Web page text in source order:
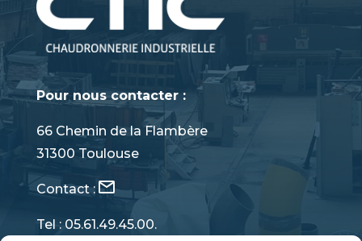
Pour nous contacter :
66 Chemin de la Flambère
31300 Toulouse
Contact :
Tel : 05.61.49.45.00.